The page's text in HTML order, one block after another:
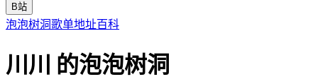
B站
泡泡树洞歌单地址百科
川川 的泡泡树洞